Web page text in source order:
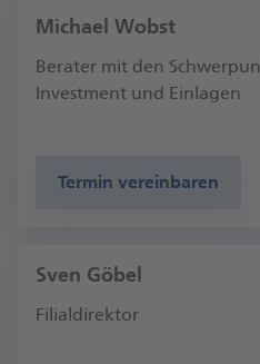
Michael Wobst
Berater mit den
Investment und Einlagen
Termin vereinbaren
Sven Göbel
Filialdirektor